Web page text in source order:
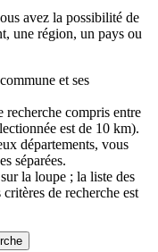
avez la possibilité de
une région, un pays ou
et ses
recherche compris entre
est de 10 km).
départements, vous
séparées.
la loupe ; la liste des
de recherche est